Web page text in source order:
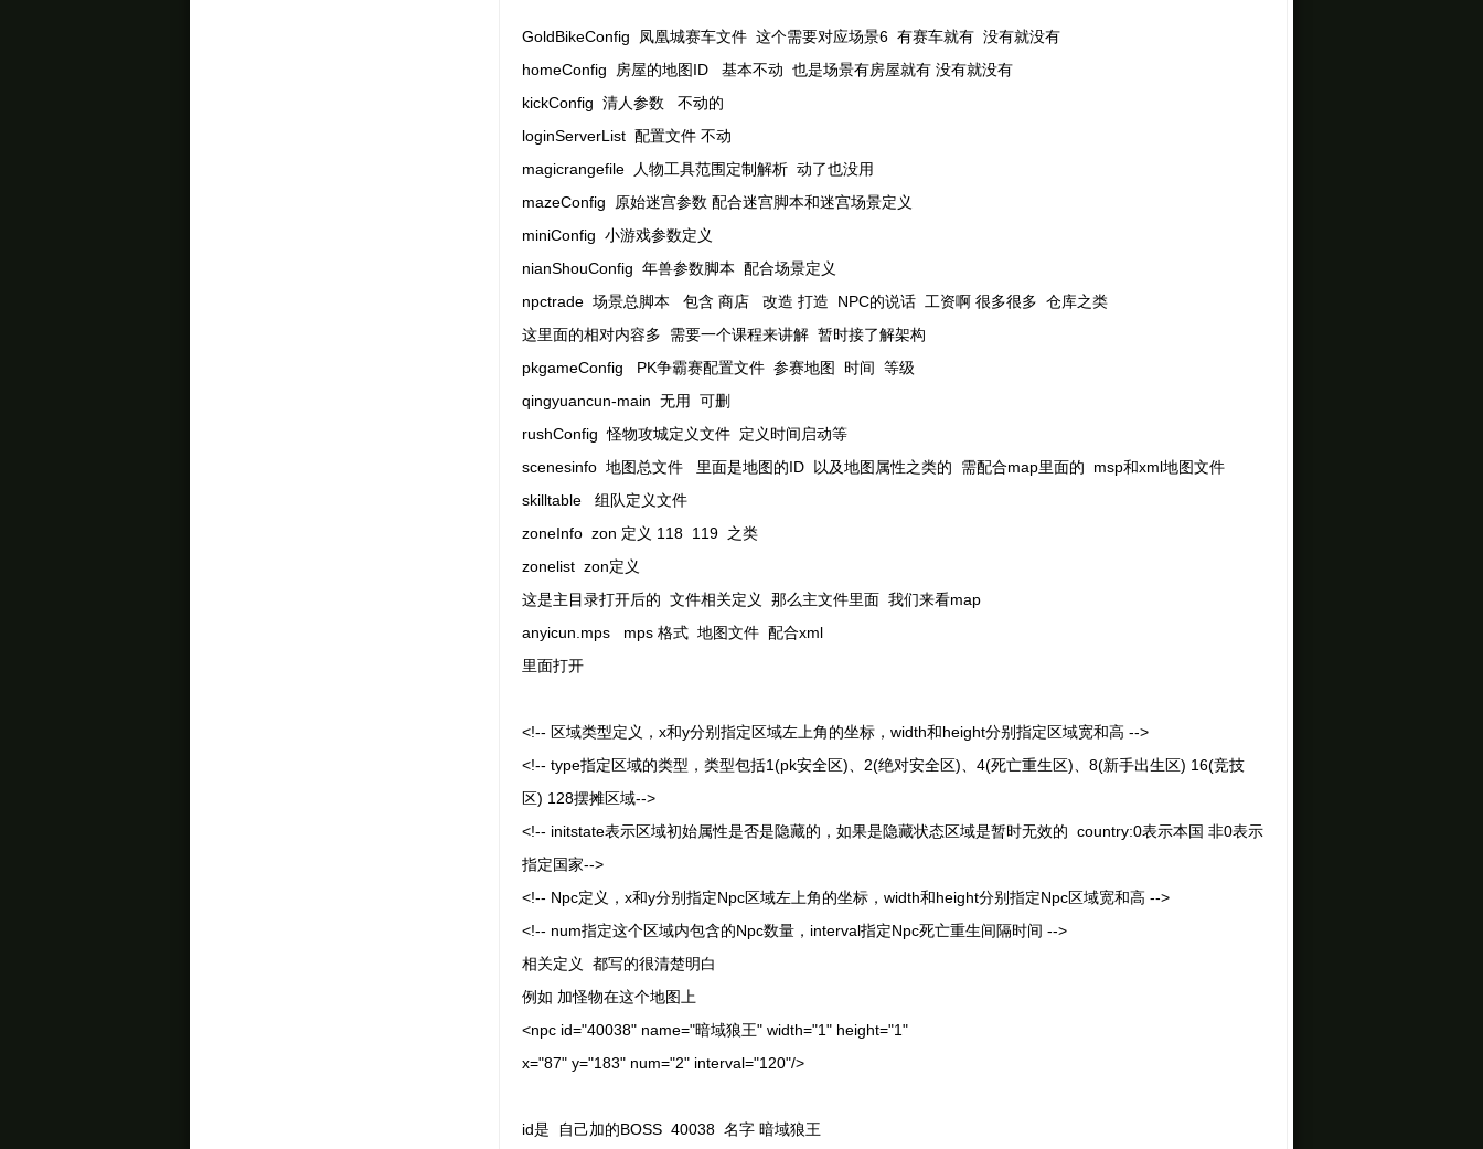
GoldBikeConfig 凤凰城赛车文件 这个需要对应场景6 有赛车就有 没有就没有
homeConfig 房屋的地图ID 基本不动 也是场景有房屋就有 没有就没有
kickConfig 清人参数 不动的
loginServerList 配置文件 不动
magicrangefile 人物工具范围定制解析 动了也没用
mazeConfig 原始迷宫参数 配合迷宫脚本和迷宫场景定义
miniConfig 小游戏参数定义
nianShouConfig 年兽参数脚本 配合场景定义
npctrade 场景总脚本 包含 商店 改造 打造 NPC的说话 工资啊 很多很多 仓库之类
这里面的相对内容多 需要一个课程来讲解 暂时接了解架构
pkgameConfig PK争霸赛配置文件 参赛地图 时间 等级
qingyuancun-main 无用 可删
rushConfig 怪物攻城定义文件 定义时间启动等
scenesinfo 地图总文件 里面是地图的ID 以及地图属性之类的 需配合map里面的 msp和xml地图文件
skilltable 组队定义文件
zoneInfo zon 定义 118 119 之类
zonelist zon定义
这是主目录打开后的 文件相关定义 那么主文件里面 我们来看map
anyicun.mps mps 格式 地图文件 配合xml
里面打开
<!-- 区域类型定义，x和y分别指定区域左上角的坐标，width和height分别指定区域宽和高 -->
<!-- type指定区域的类型，类型包括1(pk安全区)、2(绝对安全区)、4(死亡重生区)、8(新手出生区) 16(竞技
区) 128摆摊区域-->
<!-- initstate表示区域初始属性是否是隐藏的，如果是隐藏状态区域是暂时无效的 country:0表示本国 非0表示
指定国家-->
<!-- Npc定义，x和y分别指定Npc区域左上角的坐标，width和height分别指定Npc区域宽和高 -->
<!-- num指定这个区域内包含的Npc数量，interval指定Npc死亡重生间隔时间 -->
相关定义 都写的很清楚明白
例如 加怪物在这个地图上
<npc id="40038" name="暗域狼王" width="1" height="1"
x="87" y="183" num="2" interval="120"/>
id是 自己加的BOSS 40038 名字 暗域狼王